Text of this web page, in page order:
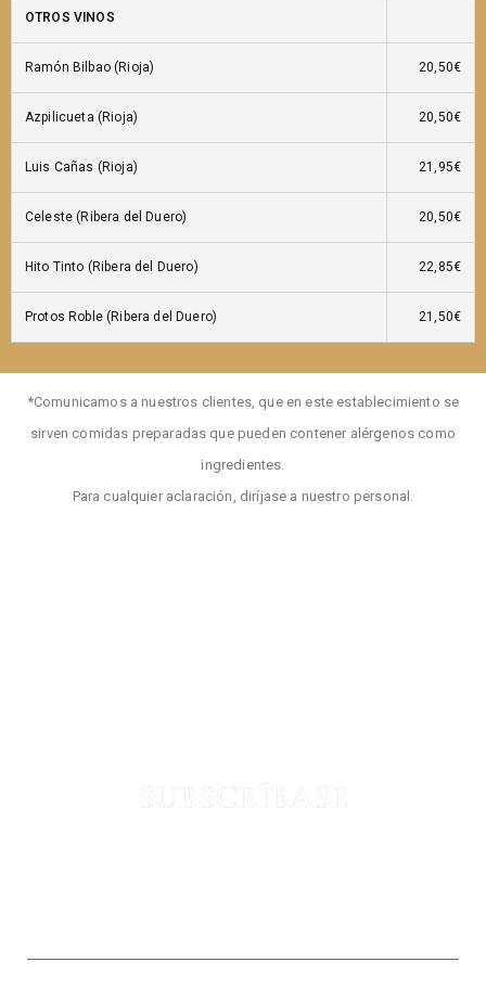
OTROS VINOS
Ramón Bilbao (Rioja) 20,50€
Azpilicueta (Rioja) 20,50€
Luis Cañas (Rioja) 21,95€
Celeste (Ribera del Duero) 20,50€
Hito Tinto (Ribera del Duero) 22,85€
Protos Roble (Ribera del Duero) 21,50€
*Comunicamos a nuestros clientes, que en este establecimiento se
sirven comidas preparadas que pueden contener alérgenos como
ingredientes.
Para cualquier aclaración, diríjase a nuestro personal.